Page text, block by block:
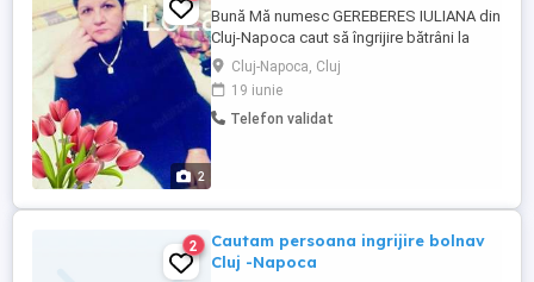
2
Bună Mă numesc GEREBERES IULIANA din
Cluj-Napoca caut să îngrijire bătrâni la
domiciliu sau la spital am experienta în
domeniul îngrijire bătrâni am lucrat în Italia
25 de ani caut la ore.
Cluj-Napoca, Cluj
19 iunie
Telefon validat
2
Cautam persoana ingrijire bolnav
Cluj -Napoca